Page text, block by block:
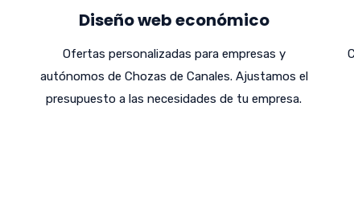
Diseño web económico
Ofertas personalizadas para empresas y
autónomos de Chozas de Canales. Ajustamos el
presupuesto a las necesidades de tu empresa.